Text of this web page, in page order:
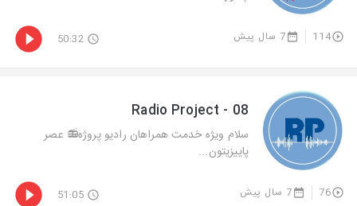
114 7 سال پیش 50:32
Radio Project - 08
سلام ويژه خدمت همراهان راديو پروژه📻 عصر
پاييزيتون...
76 7 سال پیش 51:05